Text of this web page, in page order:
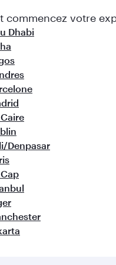
commencez votre
Dhabi
Denpasar